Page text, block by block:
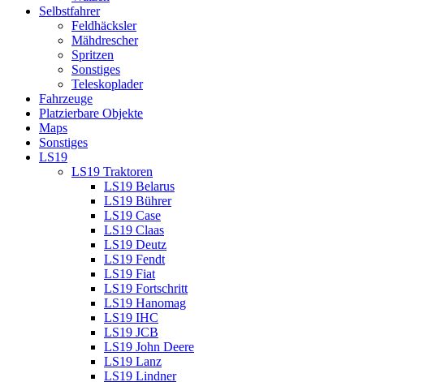
Selbstfahrer
Feldhäcksler
Mähdrescher
Spritzen
Sonstiges
Teleskoplader
Fahrzeuge
Platzierbare Objekte
Maps
Sonstiges
LS19
LS19 Traktoren
LS19 Belarus
LS19 Bührer
LS19 Case
LS19 Claas
LS19 Deutz
LS19 Fendt
LS19 Fiat
LS19 Fortschritt
LS19 Hanomag
LS19 IHC
LS19 JCB
LS19 John Deere
LS19 Lanz
LS19 Lindner